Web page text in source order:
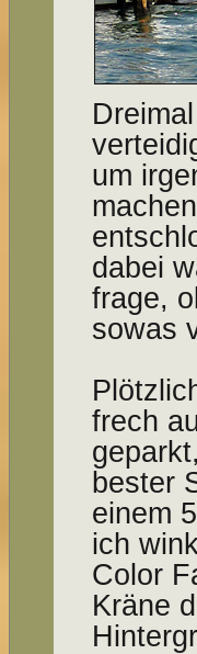
um
dabei
frage,
sowas
frech
bester
einem
ich
Color
Kräne